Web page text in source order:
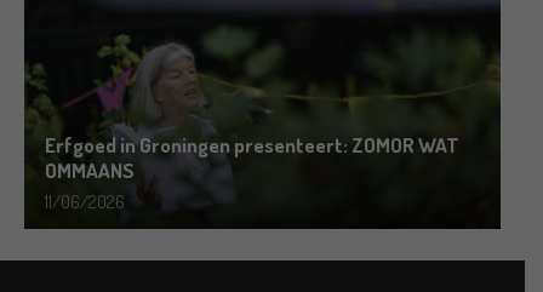
Erfgoed in Groningen presenteert: ZOMOR WAT
OMMAANS
11/06/2026